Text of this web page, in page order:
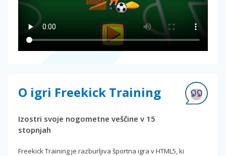
O igri Freekick Training
Izostri svoje nogometne veščine v 15
stopnjah
Freekick Training je razburljiva športna igra v HTML5, ki